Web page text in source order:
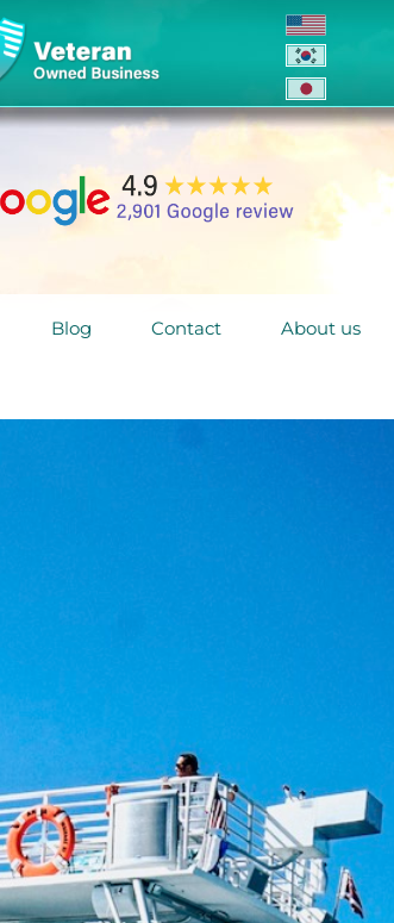
Blog Contact About us